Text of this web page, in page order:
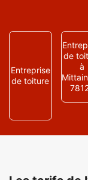
Entreprise
de toiture
de
à